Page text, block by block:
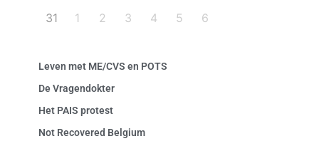
31
1 2 3 4 5 6
Leven met ME/CVS en POTS
De Vragendokter
Het PAIS protest
Not Recovered Belgium